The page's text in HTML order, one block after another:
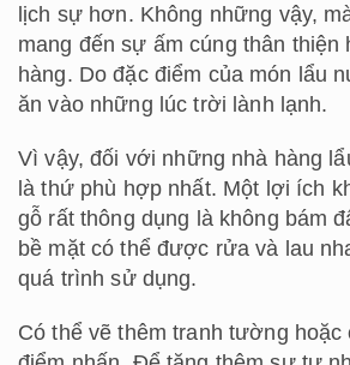
lịch sự hơn. Không những vậy,
mang đến sự ấm cúng thân thiện
hàng. Do đặc điểm của món lẩu
ăn vào những lúc trời lành lạnh.
Vì vậy, đối với những nhà hàng
là thứ phù hợp nhất. Một lợi ích
gỗ rất thông dụng là không bám
bề mặt có thể được rửa và lau
quá trình sử dụng.
Có thể vẽ thêm tranh tường hoặc